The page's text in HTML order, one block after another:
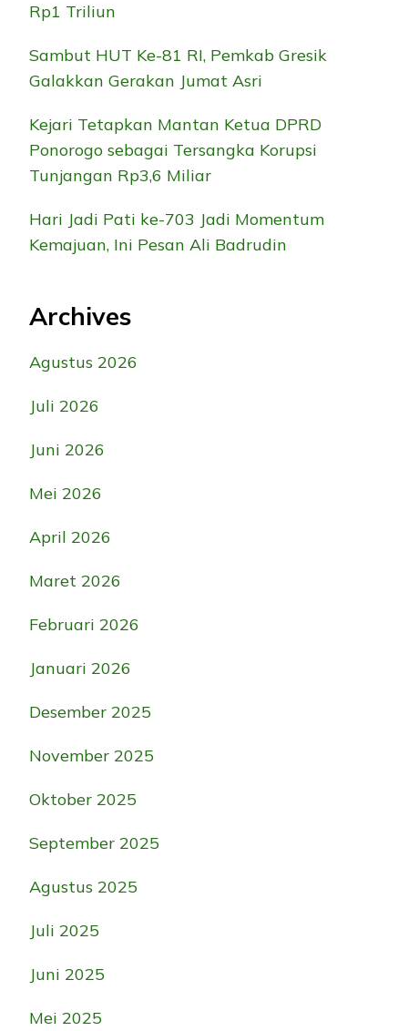
Rp1 Triliun
Sambut HUT Ke-81 RI, Pemkab Gresik
Galakkan Gerakan Jumat Asri
Kejari Tetapkan Mantan Ketua DPRD
Ponorogo sebagai Tersangka Korupsi
Tunjangan Rp3,6 Miliar
Hari Jadi Pati ke-703 Jadi Momentum
Kemajuan, Ini Pesan Ali Badrudin
Archives
Agustus 2026
Juli 2026
Juni 2026
Mei 2026
April 2026
Maret 2026
Februari 2026
Januari 2026
Desember 2025
November 2025
Oktober 2025
September 2025
Agustus 2025
Juli 2025
Juni 2025
Mei 2025